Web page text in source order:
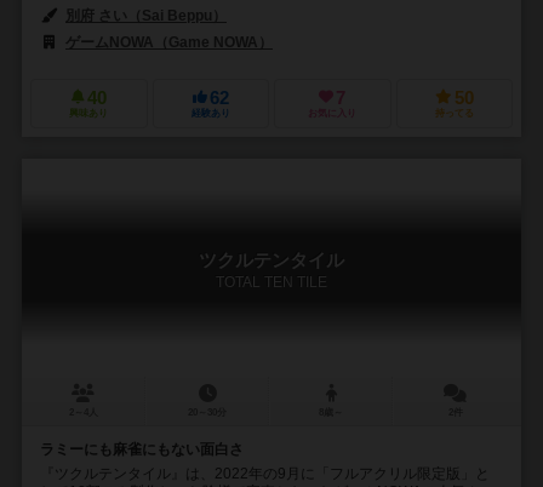
別府 さい（Sai Beppu）
ゲームNOWA（Game NOWA）
40
興味あり
62
経験あり
7
お気に入り
50
持ってる
ツクルテンタイル
TOTAL TEN TILE
ラミーにも麻雀にもない面白さ
『ツクルテンタイル』は、2022年の9月に「フルアクリル限定版」と